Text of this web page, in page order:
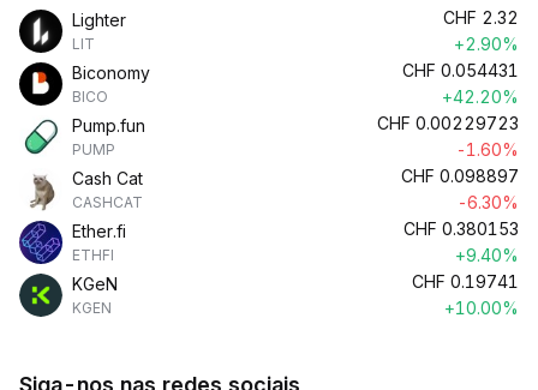
Lighter
LIT
CHF 2.32
+2.90%
Biconomy
BICO
CHF 0.054431
+42.20%
Pump.fun
PUMP
CHF 0.00229723
-1.60%
Cash Cat
CASHCAT
CHF 0.098897
-6.30%
Ether.fi
ETHFI
CHF 0.380153
+9.40%
KGeN
KGEN
CHF 0.19741
+10.00%
Siga-nos nas redes sociais